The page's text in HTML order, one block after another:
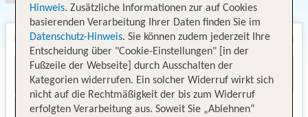
Hinweis. Zusätzliche Informationen zur auf Cookies
basierenden Verarbeitung Ihrer Daten finden Sie im
Datenschutz-Hinweis. Sie können zudem jederzeit Ihre
Entscheidung über "Cookie-Einstellungen" [in der
Fußzeile der Webseite] durch Ausschalten der
Kategorien widerrufen. Ein solcher Widerruf wirkt sich
nicht auf die Rechtmäßigkeit der bis zum Widerruf
erfolgten Verarbeitung aus. Soweit Sie „Ablehnen“